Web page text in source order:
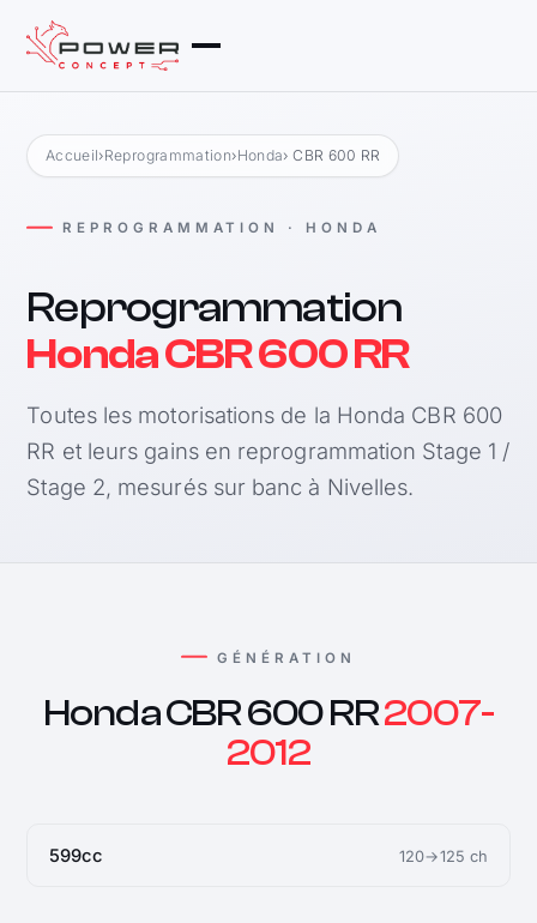
Accueil›Reprogrammation›Honda› CBR 600 RR
REPROGRAMMATION · HONDA
Reprogrammation
Honda CBR 600 RR
Toutes les motorisations de la Honda CBR 600
RR et leurs gains en reprogrammation Stage 1 /
Stage 2, mesurés sur banc à Nivelles.
GÉNÉRATION
Honda CBR 600 RR2007-
2012
599cc 120→125 ch